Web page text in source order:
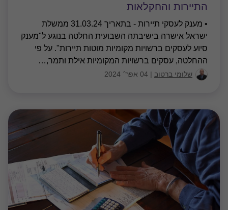
התיירות והחקלאות
• מענק לעסקי תיירות - בתאריך 31.03.24 ממשלת
ישראל אישרה בישיבתה השבועית החלטה בנוגע ל"מענק
סיוע לעסקים ברשויות מקומיות מוטות תיירות". על פי
ההחלטה, עסקים ברשויות המקומיות אילת ותמר,…
שלומי ברטוב | 04 אפר׳ 2024